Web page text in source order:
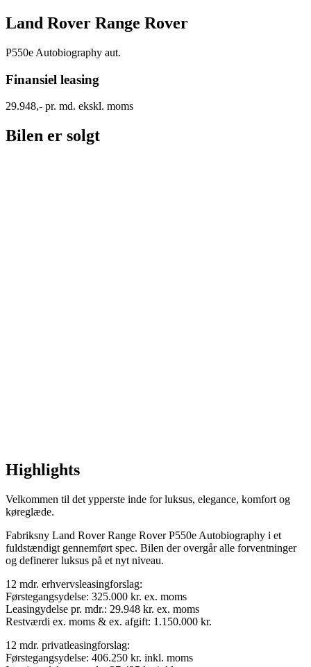
Land Rover Range Rover
P550e Autobiography aut.
Finansiel leasing
29.948,- pr. md. ekskl. moms
Bilen er solgt
Highlights
Velkommen til det ypperste inde for luksus, elegance, komfort og
køreglæde.
Fabriksny Land Rover Range Rover P550e Autobiography i et
fuldstændigt gennemført spec. Bilen der overgår alle forventninger
og definerer luksus på et nyt niveau.
12 mdr. erhvervsleasingforslag:
Førstegangsydelse: 325.000 kr. ex. moms
Leasingydelse pr. mdr.: 29.948 kr. ex. moms
Restværdi ex. moms & ex. afgift: 1.150.000 kr.
12 mdr. privatleasingforslag:
Førstegangsydelse: 406.250 kr. inkl. moms